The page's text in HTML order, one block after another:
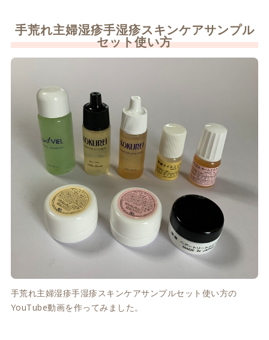
手荒れ主婦湿疹手湿疹スキンケアサンプル
セット使い方
手荒れ主婦湿疹手湿疹スキンケアサンプルセット使い方の
YouTube動画を作ってみました。